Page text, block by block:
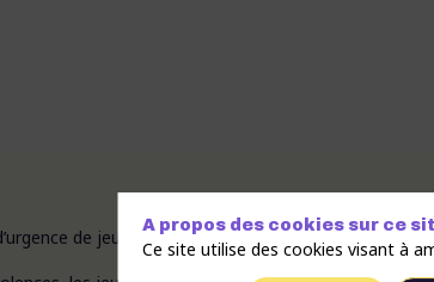
de jeunes LGBTQIA+
A propos des cookies sur ce
Ce site utilise des cookies visant à